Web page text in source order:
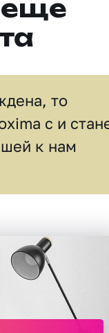
еще
то
с и
к нам